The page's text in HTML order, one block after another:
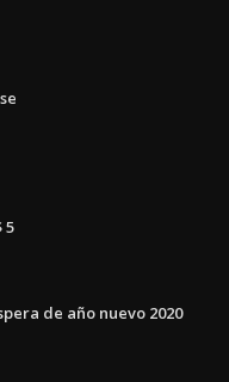
5
de año nuevo 2020